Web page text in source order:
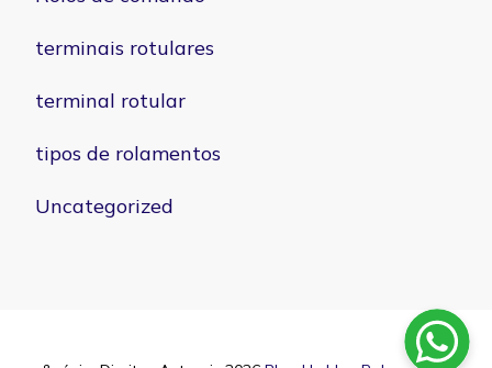
terminais rotulares
terminal rotular
tipos de rolamentos
Uncategorized